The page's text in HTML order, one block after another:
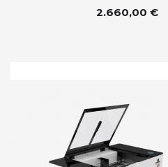
2.660,00 €